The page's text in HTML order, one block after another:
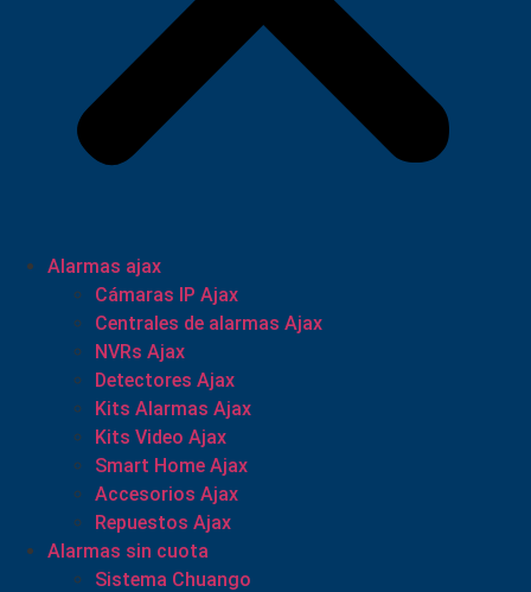
Alarmas ajax
Cámaras IP Ajax
Centrales de alarmas Ajax
NVRs Ajax
Detectores Ajax
Kits Alarmas Ajax
Kits Video Ajax
Smart Home Ajax
Accesorios Ajax
Repuestos Ajax
Alarmas sin cuota
Sistema Chuango